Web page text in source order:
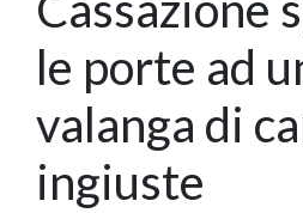
le porte ad
valanga di
ingiuste